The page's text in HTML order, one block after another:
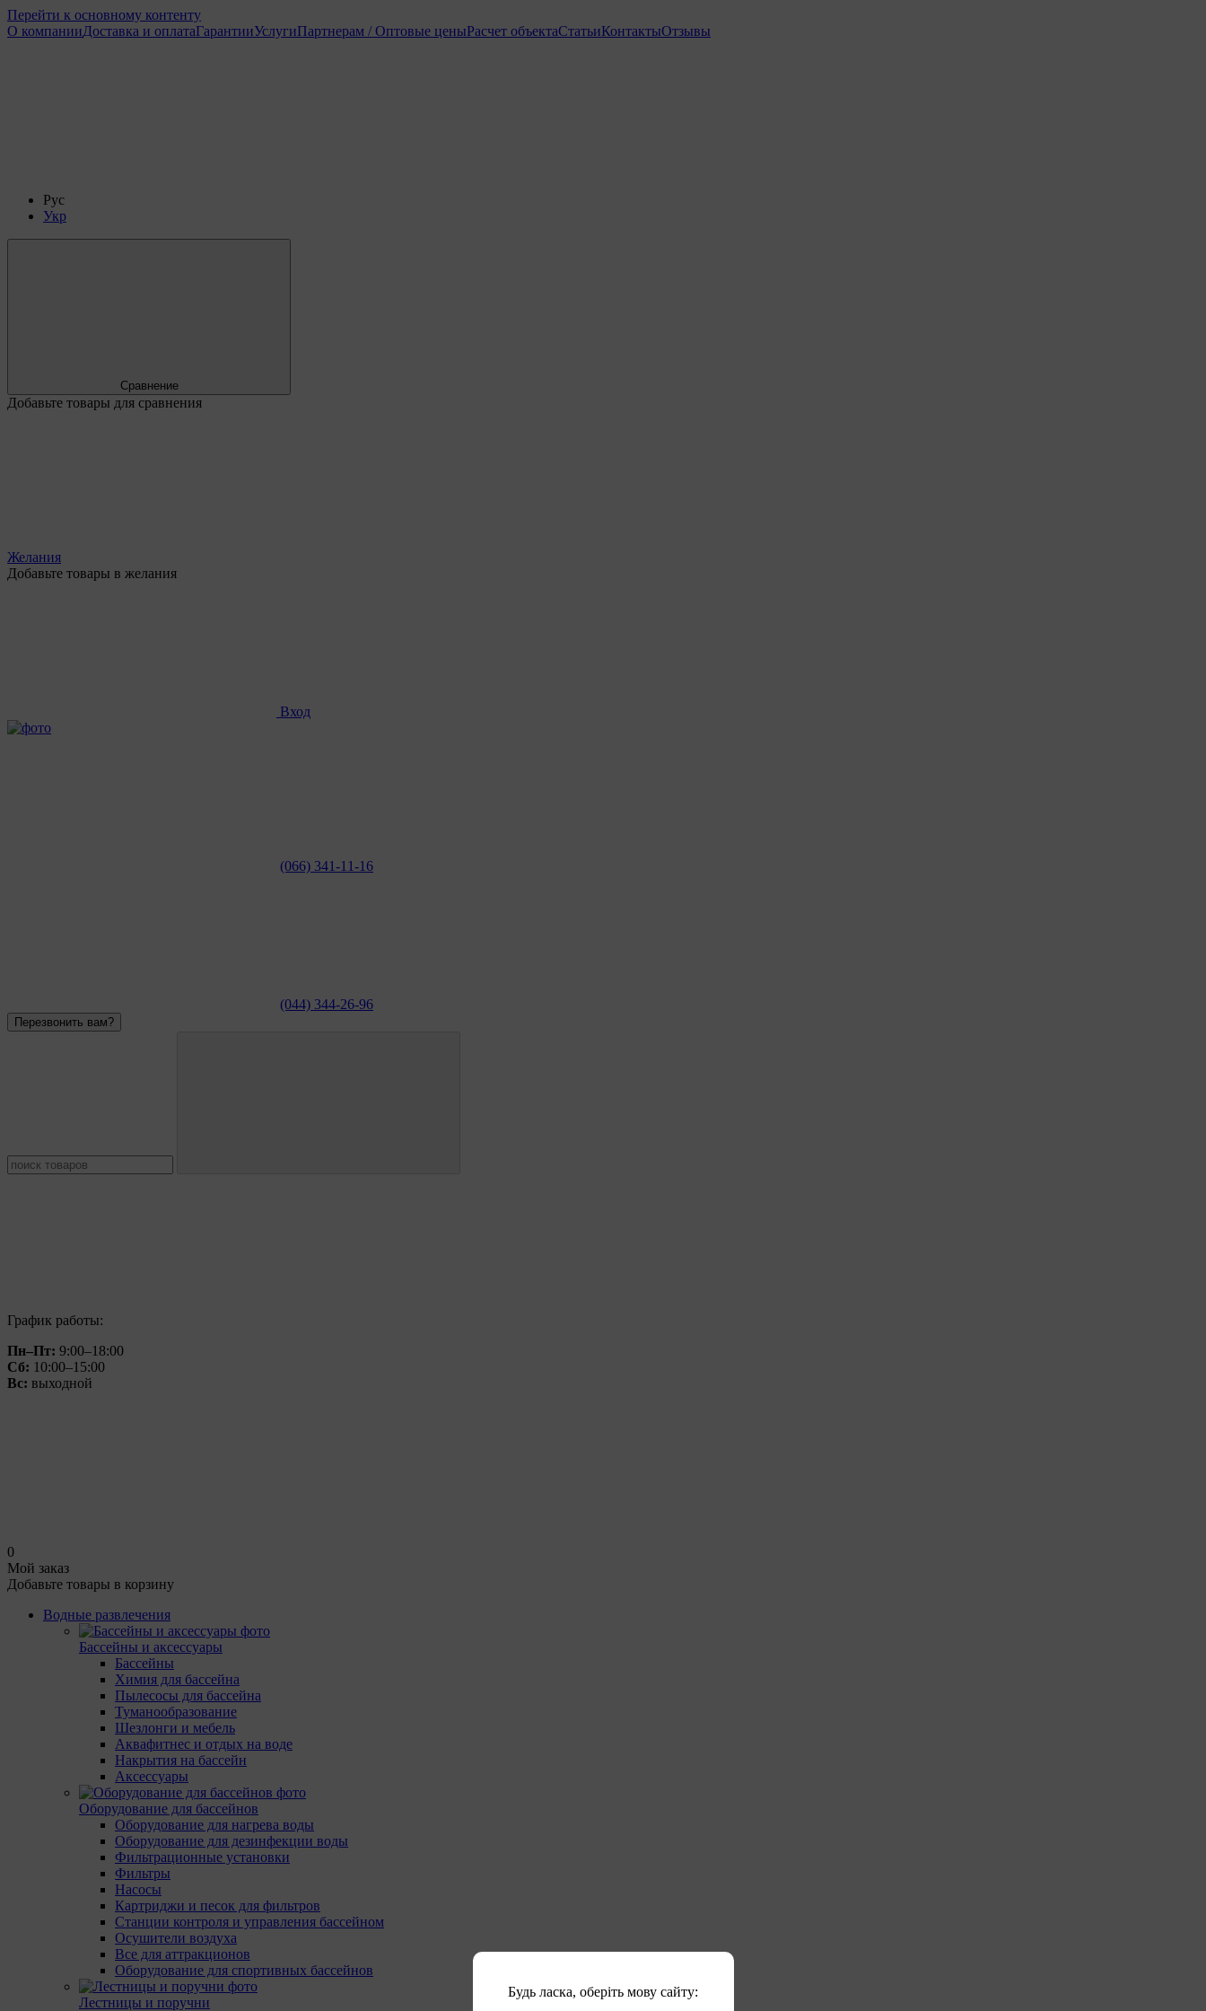
Перейти к основному контенту
О компанииДоставка и оплатаГарантииУслугиПартнерам / Оптовые ценыРасчет объектаСтатьиКонтактыОтзывы
Рус
Укр
Сравнение
Добавьте товары для сравнения
Желания
Добавьте товары в желания
Вход
(066) 341-11-16
(044) 344-26-96
Перезвонить вам?
График работы:
Пн–Пт: 9:00–18:00
Сб: 10:00–15:00
Вс: выходной
0
Мой заказ
Добавьте товары в корзину
Водные развлечения
Бассейны и аксессуары
Бассейны
Химия для бассейна
Пылесосы для бассейна
Туманообразование
Шезлонги и мебель
Аквафитнес и отдых на воде
Накрытия на бассейн
Аксессуары
Оборудование для бассейнов
Оборудование для нагрева воды
Оборудование для дезинфекции воды
Фильтрационные установки
Фильтры
Насосы
Картриджи и песок для фильтров
Станции контроля и управления бассейном
Осушители воздуха
Все для аттракционов
Оборудование для спортивных бассейнов
Лестницы и поручни
Будь ласка, оберіть мову сайту: